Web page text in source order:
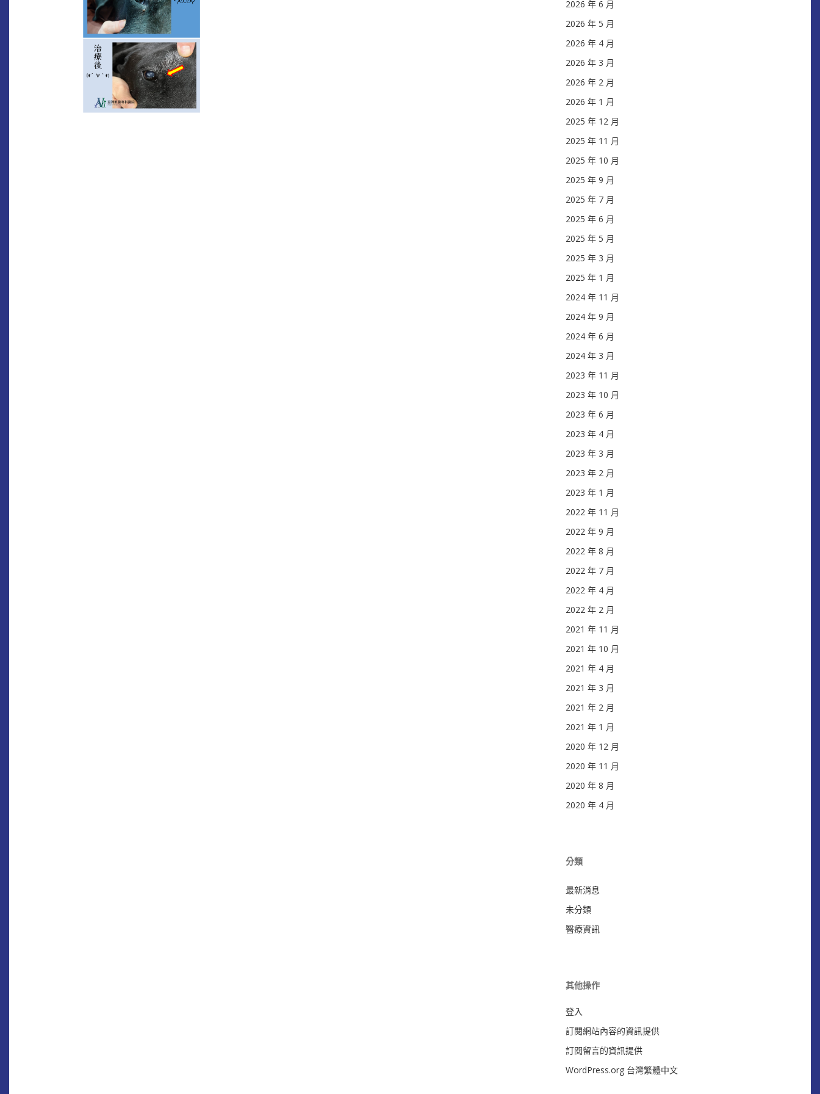
2026 年 6 月
2026 年 5 月
2026 年 4 月
2026 年 3 月
2026 年 2 月
2026 年 1 月
2025 年 12 月
2025 年 11 月
2025 年 10 月
2025 年 9 月
2025 年 7 月
2025 年 6 月
2025 年 5 月
2025 年 3 月
2025 年 1 月
2024 年 11 月
2024 年 9 月
2024 年 6 月
2024 年 3 月
2023 年 11 月
2023 年 10 月
2023 年 6 月
2023 年 4 月
2023 年 3 月
2023 年 2 月
2023 年 1 月
2022 年 11 月
2022 年 9 月
2022 年 8 月
2022 年 7 月
2022 年 4 月
2022 年 2 月
2021 年 11 月
2021 年 10 月
2021 年 4 月
2021 年 3 月
2021 年 2 月
2021 年 1 月
2020 年 12 月
2020 年 11 月
2020 年 8 月
2020 年 4 月
分類
最新消息
未分類
醫療資訊
其他操作
登入
訂閱網站內容的資訊提供
訂閱留言的資訊提供
WordPress.org 台灣繁體中文